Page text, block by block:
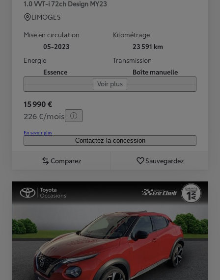
1.0 VVT-i 72ch Design MY23
LIMOGES
Mise en circulation
05-2023
Kilométrage
23 591 km
Energie
Essence
Transmission
Boîte manuelle
Voir plus
15 990 €
226 €/mois
En savoir plus
Contactez la concession
Comparez Sauvegardez